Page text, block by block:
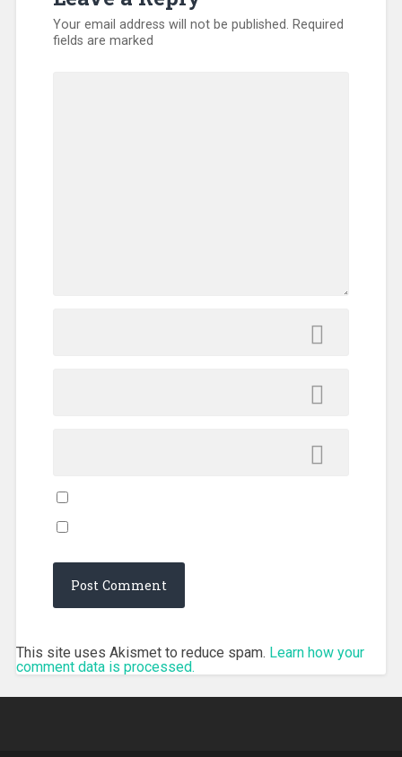
Your email address will not be published. Required
fields are marked
This site uses Akismet to reduce spam. Learn how your
comment data is processed.